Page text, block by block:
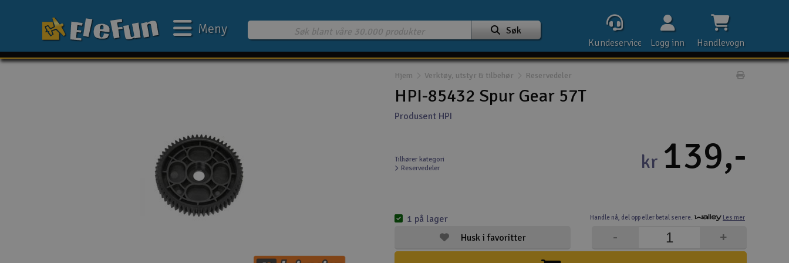
Søk
Meny
Handlevogn
Logg inn
Kundeservice
Hjem Verktøy, utstyr & tilbehør Reservedeler
HPI-85432 Spur Gear 57T
Produsent HPI
Tilhører kategori
Reservedeler
Handle nå, del opp eller betal senere. Les mer
kr 139,-
+
-
Husk i favoritter
1 på lager